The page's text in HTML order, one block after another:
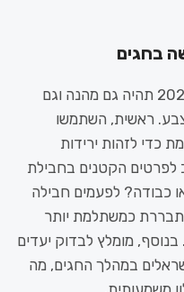
בחגים
כדי להבטיח שהחופשה שלכם ב-2026 תהיה גם מהנה וגם
ראשית, השתמשו
כדי לזהות ירידות
לפרטים הקטנים בחבילת
כבודה? לפעמים חבילה
כמשתלמת יותר
מומלץ לבדוק יעדים
במהלך החגים, מה